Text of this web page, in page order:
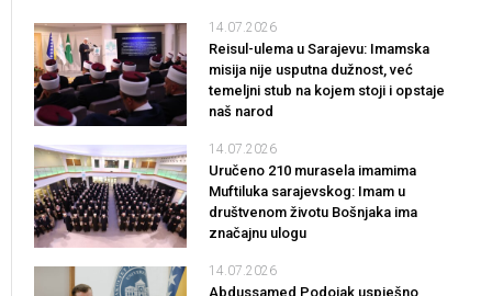
14.07.2026
Reisul-ulema u Sarajevu: Imamska
misija nije usputna dužnost, već
temeljni stub na kojem stoji i opstaje
naš narod
14.07.2026
Uručeno 210 murasela imamima
Muftiluka sarajevskog: Imam u
društvenom životu Bošnjaka ima
značajnu ulogu
14.07.2026
Abdussamed Podojak uspješno